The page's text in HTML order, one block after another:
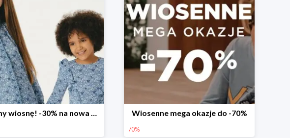
Witamy wiosnę! -30% na nowa kolekcję Wiosenne mega okazje do -70%
70%